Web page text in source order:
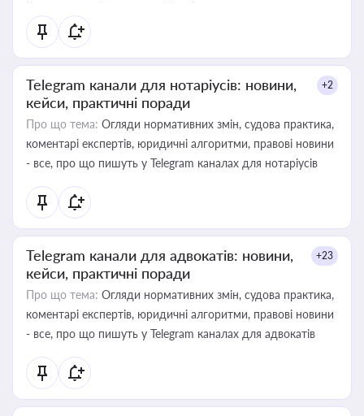
Telegram канали для нотаріусів: новини,
кейси, практичні поради
+2
Про що тема: Огляди нормативних змін, судова практика,
коментарі експертів, юридичні алгоритми, правові новини
- все, про що пишуть у Telegram каналах для нотаріусів
Telegram канали для адвокатів: новини,
кейси, практичні поради
+23
Про що тема: Огляди нормативних змін, судова практика,
коментарі експертів, юридичні алгоритми, правові новини
- все, про що пишуть у Telegram каналах для адвокатів